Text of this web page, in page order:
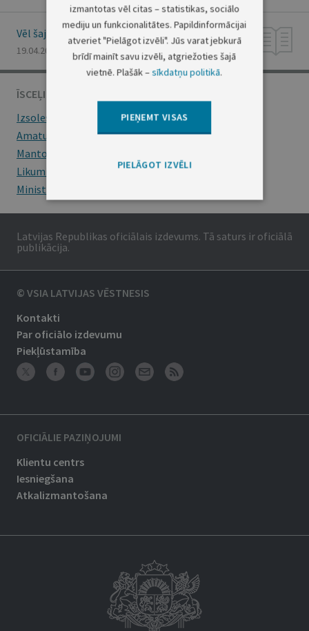
Vēl šajā numurā
19.04.2002., Nr. 60
ĪSCEĻI
Izsoles
Amatu konkursi
Mantojumu ziņas
Likumi
Ministru kabineta noteikumi
Latvijas Republikas oficiālais izdevums. Tā saturs ir oficiālā
publikācija.
© VSIA LATVIJAS VĒSTNESIS
Kontakti
Par oficiālo izdevumu
Piekļūstamība
OFICIĀLIE PAZIŅOJUMI
Klientu centrs
Iesniegšana
Atkalizmantošana
izmantotas vēl citas – statistikas, sociālo
mediju un funkcionalitātes. Papildinformācijai
atveriet "Pielāgot izvēli". Jūs varat jebkurā
brīdī mainīt savu izvēli, atgriežoties šajā
vietnē. Plašāk –sīkdatņu politikā.
PIEŅEMT VISAS
PIELĀGOT IZVĒLI